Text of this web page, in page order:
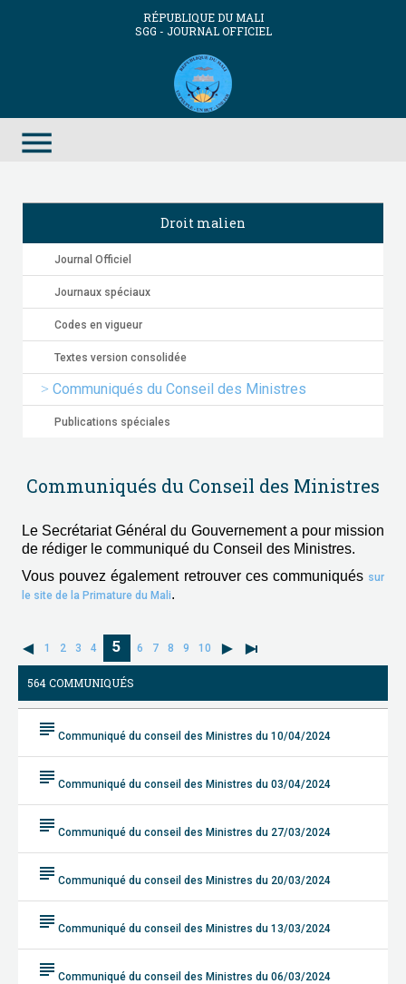
RÉPUBLIQUE DU MALI
SGG - JOURNAL OFFICIEL
menu
Droit malien
Journal Officiel
Journaux spéciaux
Codes en vigueur
Textes version consolidée
Communiqués du Conseil des Ministres
Publications spéciales
Communiqués du Conseil des Ministres
Le Secrétariat Général du Gouvernement a pour mission
de rédiger le communiqué du Conseil des Ministres.
Vous pouvez également retrouver ces communiqués sur
le site de la Primature du Mali.
1 2 3 4 5 6 7 8 9 10
564 COMMUNIQUÉS
subject Communiqué du conseil des Ministres du 10/04/2024
subject Communiqué du conseil des Ministres du 03/04/2024
subject Communiqué du conseil des Ministres du 27/03/2024
subject Communiqué du conseil des Ministres du 20/03/2024
subject Communiqué du conseil des Ministres du 13/03/2024
subject Communiqué du conseil des Ministres du 06/03/2024